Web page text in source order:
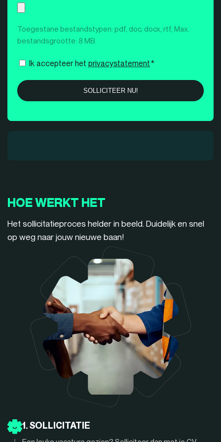
Toegestane bestandstypen: pdf, doc, docx, rtf, Max.
bestandsgrootte: 8 MB.
Instemming
Ik accepteer het privacystatement*
HOE WERKT HET
Het sollicitatieproces helder in beeld. Duidelijk en snel
op weg naar jouw nieuwe baan!
1. SOLLICITATIE